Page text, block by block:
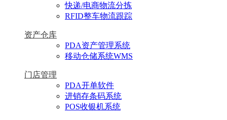
快递/电商物流分拣
RFID整车物流跟踪
资产仓库
PDA资产管理系统
移动仓储系统WMS
门店管理
PDA开单软件
进销存条码系统
POS收银机系统